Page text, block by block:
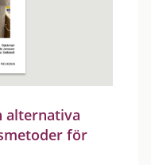
alternativa
för